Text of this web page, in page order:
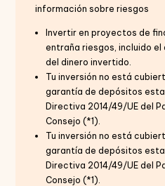
información sobre riesgos
Invertir en proyectos de
entraña riesgos, incluido
del dinero invertido.
Tu inversión no está
garantía de depósitos
Directiva 2014/49/UE del
Consejo (*1).
Tu inversión no está
garantía de depósitos
Directiva 2014/49/UE del
Consejo (*1).